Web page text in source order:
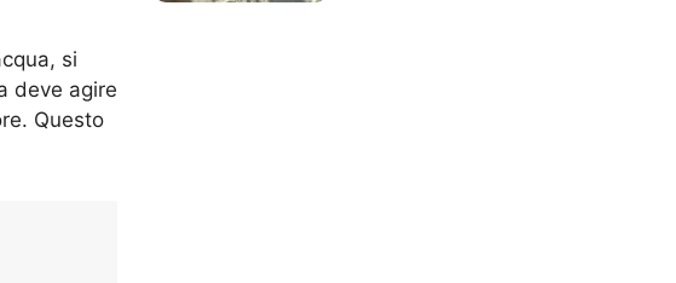
si
deve agire
Questo